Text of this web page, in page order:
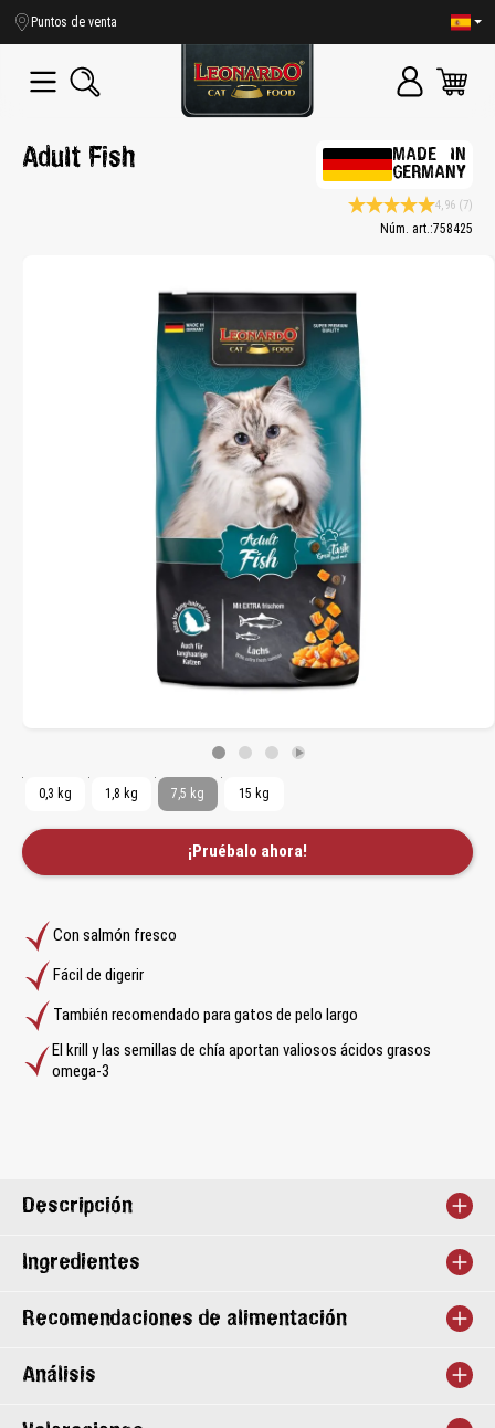
principal
Puntos de venta
Adult Fish
MADE IN
GERMANY
Calificación
4,96 (7)
Núm. art.:758425
Con salmón fresco
Fácil de digerir
También recomendado para gatos de pelo largo
El krill y las semillas de chía aportan valiosos ácidos grasos
omega-3
0,3 kg 1,8 kg 7,5 kg 15 kg
¡Pruébalo ahora!
Descripción
Ingredientes
Recomendaciones de alimentación
Análisis